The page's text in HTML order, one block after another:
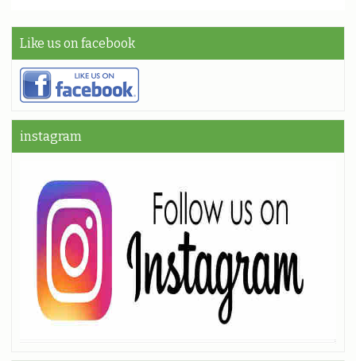
Like us on facebook
instagram